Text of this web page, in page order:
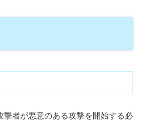
撃者が悪意のある攻撃を開始する必